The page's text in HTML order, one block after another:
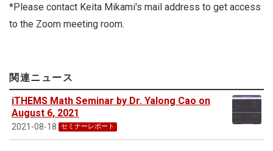
*Please contact Keita Mikami's mail address to get access
to the Zoom meeting room.
関連ニュース
iTHEMS Math Seminar by Dr. Yalong Cao on
August 6, 2021
2021-08-18 セミナーレポート